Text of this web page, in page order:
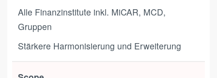
Alle Finanzinstitute inkl. MiCAR, MCD,
Gruppen
Stärkere Harmonisierung und Erweiterung